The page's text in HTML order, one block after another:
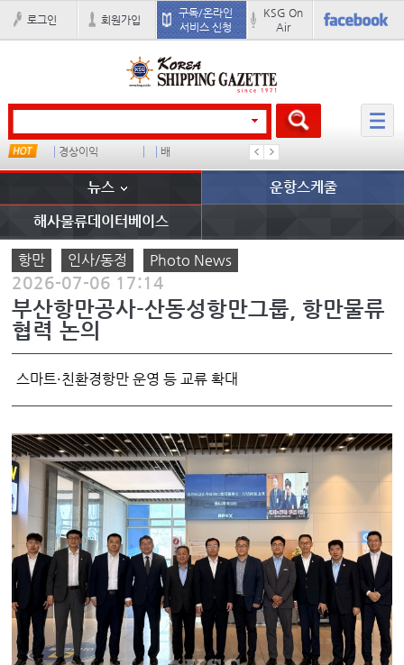
로그인 회원가입
구독/온라인
서비스 신청
KSG On
Air
경상이익 배 부산신항
뉴스 운항스케줄
해사물류데이터베이스
항만 인사/동정 Photo News
2026-07-06 17:14
부산항만공사-산동성항만그룹, 항만물류
협력 논의
스마트·친환경항만 운영 등 교류 확대